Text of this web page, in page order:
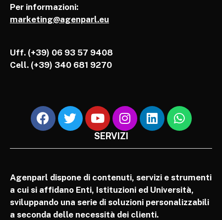
Per informazioni:
marketing@agenparl.eu
Uff. (+39) 06 93 57 9408
Cell. (+39) 340 681 9270
SERVIZI
Agenparl dispone di contenuti, servizi e strumenti
a cui si affidano Enti, Istituzioni ed Università,
sviluppando una serie di soluzioni personalizzabili
a seconda delle necessità dei clienti.